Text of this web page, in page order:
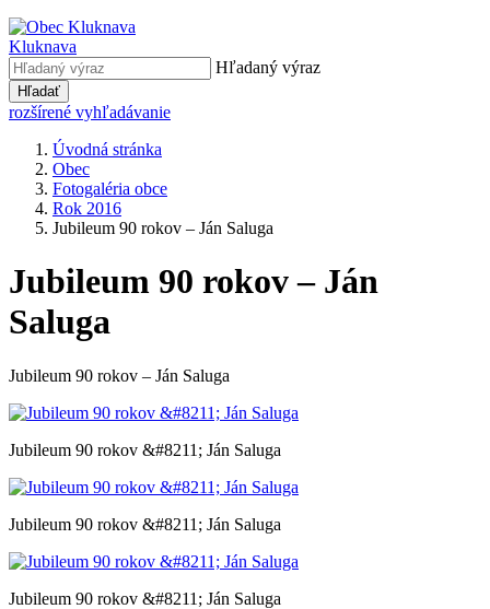
Kluknava
Hľadaný výraz
Hľadať
rozšírené vyhľadávanie
Úvodná stránka
Obec
Fotogaléria obce
Rok 2016
Jubileum 90 rokov – Ján Saluga
Jubileum 90 rokov – Ján
Saluga
Jubileum 90 rokov – Ján Saluga
Jubileum 90 rokov &#8211; Ján Saluga
Jubileum 90 rokov &#8211; Ján Saluga
Jubileum 90 rokov &#8211; Ján Saluga